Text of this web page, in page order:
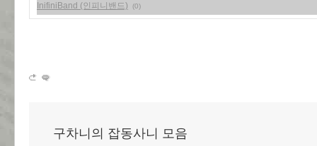
InifiniBand (인피니밴드) (0)
구차니의 잡동사니 모음